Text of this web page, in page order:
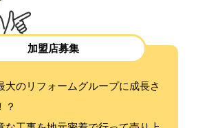
加盟店募集
大のリフォームグループに成長さ
？